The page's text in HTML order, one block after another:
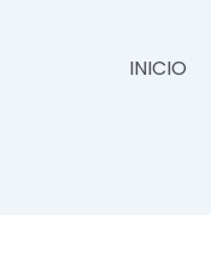
INICIO